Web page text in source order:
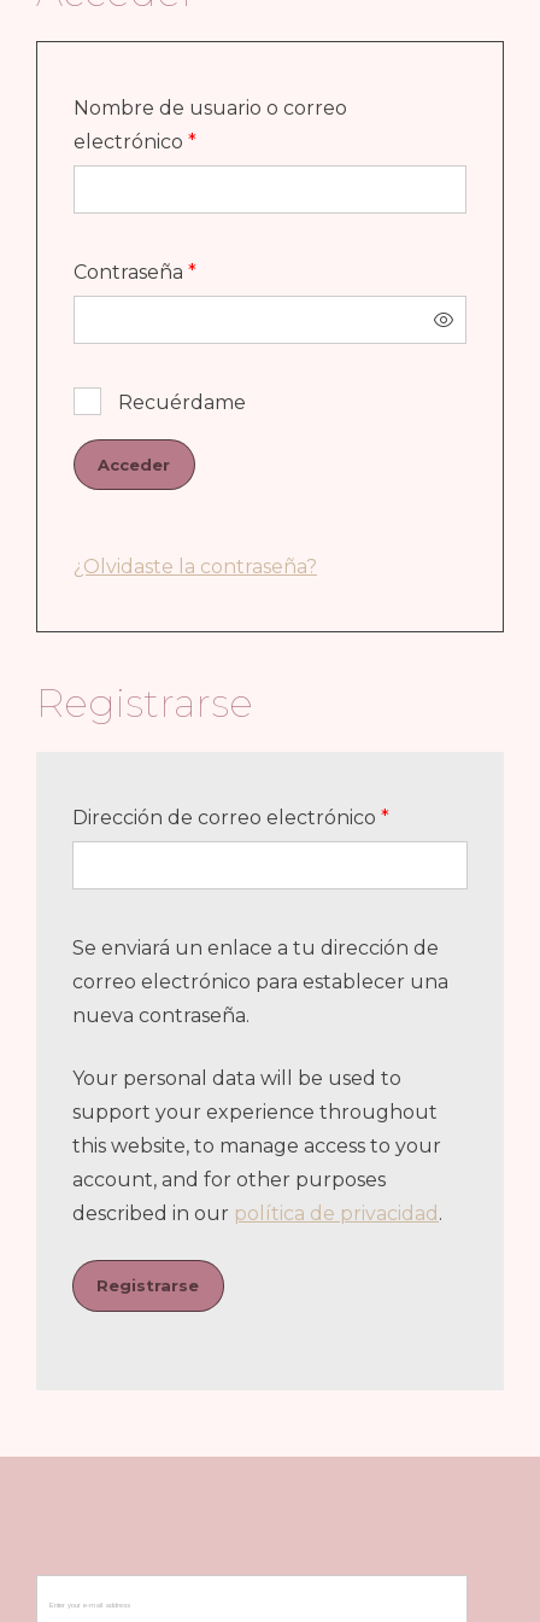
Nombre de usuario o correo
electrónico *Obligatorio
Contraseña *Obligatorio
Recuérdame
Acceder
¿Olvidaste la contraseña?
Registrarse
Dirección de correo electrónico *Obligatorio
Se enviará un enlace a tu dirección de
correo electrónico para establecer una
nueva contraseña.
Your personal data will be used to
support your experience throughout
this website, to manage access to your
account, and for other purposes
described in our política de privacidad .
Registrarse